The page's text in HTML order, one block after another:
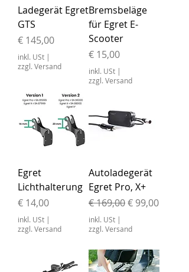
Ladegerät Egret
GTS
Preis
€ 145,00
inkl. USt |
zzgl. Versand
Bremsbeläge
für Egret E-
Scooter
Preis
€ 15,00
inkl. USt |
zzgl. Versand
Egret
Lichthalterung
Preis
€ 14,00
inkl. USt |
zzgl. Versand
Autoladegerät
Egret Pro, X+
Standardpreis
€ 169,00Sale-Preis
€ 99,00
inkl. USt |
zzgl. Versand